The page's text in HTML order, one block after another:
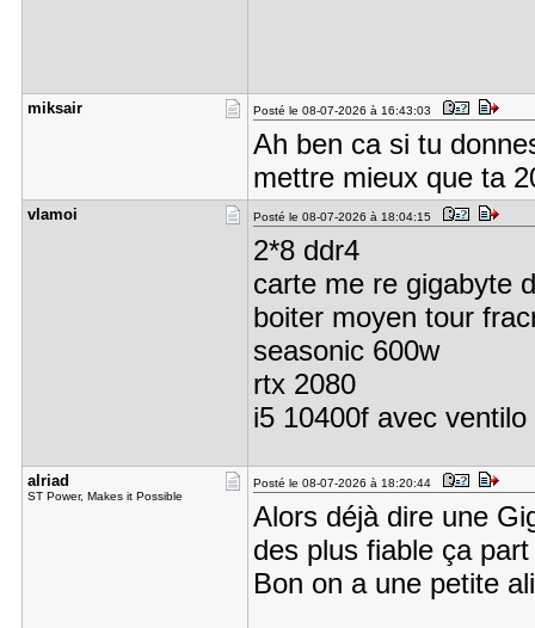
miksair Posté le 08-07-2026 à 16:43:03
Ah ben ca si tu
mettre mieux que ta
vlamoi Posté le 08-07-2026 à 18:04:15
2*8 ddr4
carte me re gigabyte
boiter moyen tour
seasonic 600w
rtx 2080
i5 10400f avec
alriad
ST Power, Makes it Possible
Posté le 08-07-2026 à 18:20:44
Alors déjà dire une
des plus fiable ça
Bon on a une petite